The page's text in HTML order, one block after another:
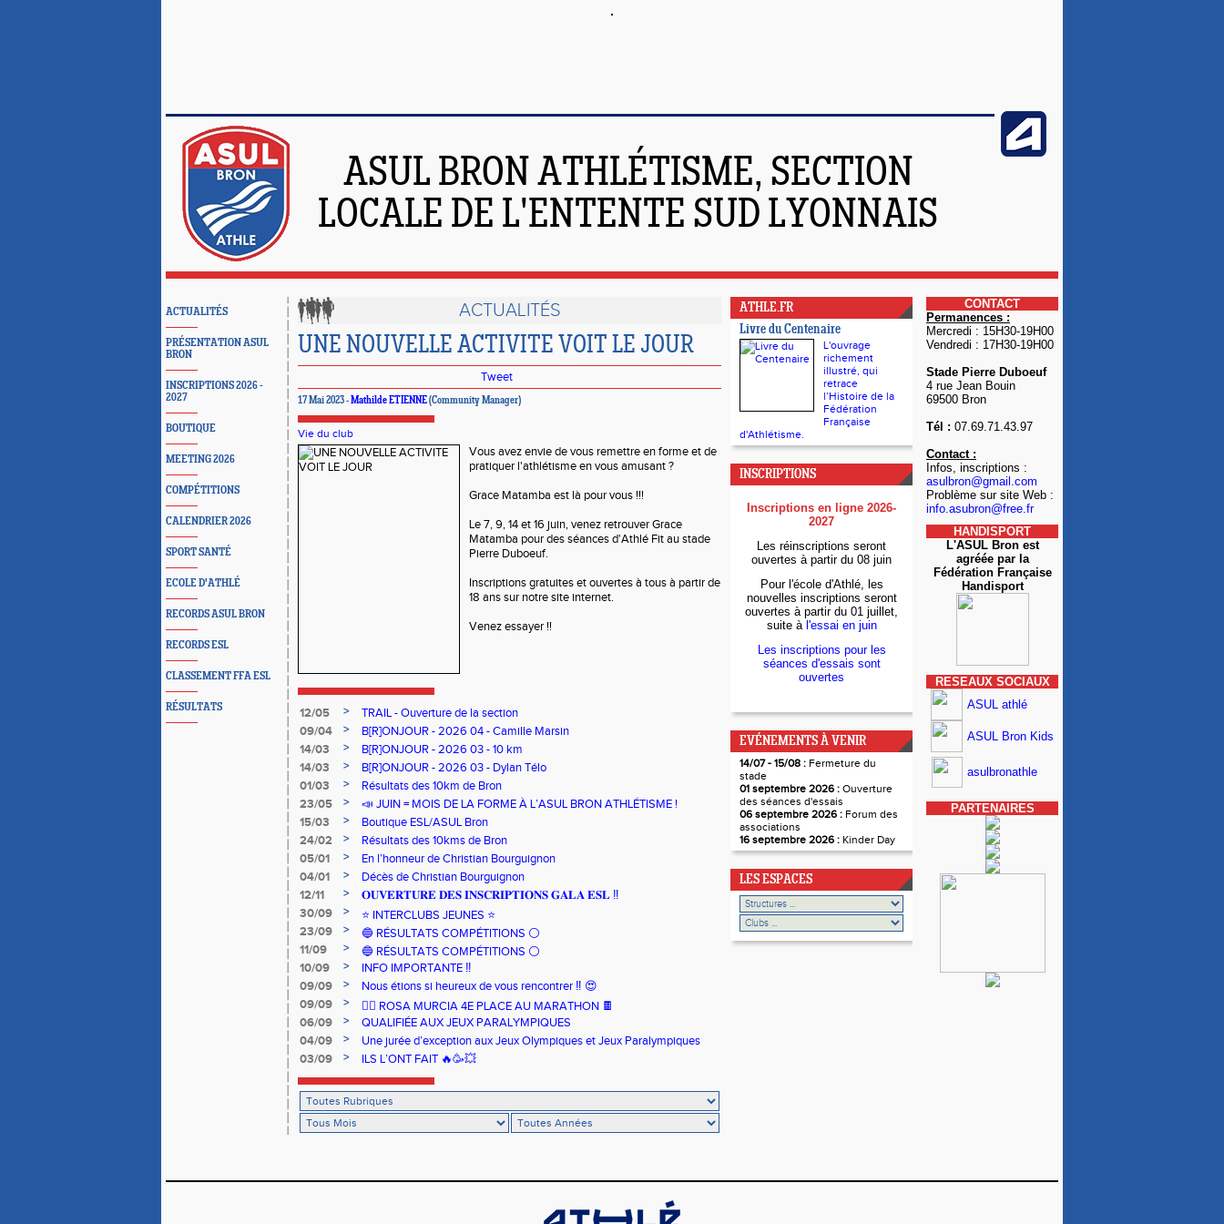
ASUL BRON ATHLÉTISME, SECTION
LOCALE DE L'ENTENTE SUD LYONNAIS
ACTUALITÉS
PRÉSENTATION ASUL
BRON
INSCRIPTIONS 2026 -
2027
BOUTIQUE
MEETING 2026
COMPÉTITIONS
CALENDRIER 2026
SPORT SANTÉ
ECOLE D'ATHLÉ
RECORDS ASUL BRON
RECORDS ESL
CLASSEMENT FFA ESL
RÉSULTATS
ACTUALITÉS
UNE NOUVELLE ACTIVITE VOIT LE JOUR
Tweet
17 Mai 2023 -Mathilde ETIENNE(Community Manager)
Vie du club
Vous avez envie de vous remettre en forme et de
pratiquer l'athlétisme en vous amusant ?
Grace Matamba est là pour vous !!!
Le 7, 9, 14 et 16 juin, venez retrouver Grace
Matamba pour des séances d'Athlé Fit au stade
Pierre Duboeuf.
Inscriptions gratuites et ouvertes à tous à partir de
18 ans sur notre site internet.
Venez essayer !!
12/05 >
TRAIL - Ouverture de la section
09/04
>
B[R]ONJOUR - 2026 04 - Camille Marsin
14/03
>
B[R]ONJOUR - 2026 03 - 10 km
14/03
>
B[R]ONJOUR - 2026 03 - Dylan Télo
01/03
>
Résultats des 10km de Bron
23/05
>
📣 JUIN = MOIS DE LA FORME À L’ASUL BRON ATHLÉTISME !
15/03
>
Boutique ESL/ASUL Bron
24/02
>
Résultats des 10kms de Bron
05/01
>
En l’honneur de Christian Bourguignon
04/01
>
Décès de Christian Bourguignon
12/11
>
𝐎𝐔𝐕𝐄𝐑𝐓𝐔𝐑𝐄 𝐃𝐄𝐒 𝐈𝐍𝐒𝐂𝐑𝐈𝐏𝐓𝐈𝐎𝐍𝐒 𝐆𝐀𝐋𝐀 𝐄𝐒𝐋 ‼️
30/09
>
⭐️ INTERCLUBS JEUNES ⭐️
23/09
>
🔵 RÉSULTATS COMPÉTITIONS ⚪️
11/09
>
🔵 RÉSULTATS COMPÉTITIONS ⚪️
10/09
>
INFO IMPORTANTE ‼️
09/09
>
Nous étions si heureux de vous rencontrer ‼️ 😍
09/09
>
🏃‍♀️ ROSA MURCIA 4E PLACE AU MARATHON 🍫
06/09
>
QUALIFIÉE AUX JEUX PARALYMPIQUES
04/09
>
Une jurée d’exception aux Jeux Olympiques et Jeux Paralympiques
03/09
> ILS L’ONT FAIT 🔥🥳💥
ATHLE.FR
Livre du Centenaire
L'ouvrage
richement
illustré, qui
retrace
l’Histoire de la
Fédération
Française
d'Athlétisme.
INSCRIPTIONS
Inscriptions en ligne 2026-
2027
Les réinscriptions seront
ouvertes à partir du 08 juin
Pour l'école d'Athlé, les
nouvelles inscriptions seront
ouvertes à partir du 01 juillet,
suite à l'essai en juin
Les inscriptions pour les
séances d'essais sont
ouvertes
EVÉNEMENTS À VENIR
14/07 - 15/08 : Fermeture du
stade
01 septembre 2026 : Ouverture
des séances d'essais
06 septembre 2026 : Forum des
associations
16 septembre 2026 : Kinder Day
LES ESPACES
CONTACT
Permanences :
Mercredi : 15H30-19H00
Vendredi : 17H30-19H00
Stade Pierre Duboeuf
4 rue Jean Bouin
69500 Bron
Tél : 07.69.71.43.97
Contact :
Infos, inscriptions :
asulbron@gmail.com
Problème sur site Web :
info.asubron@free.fr
HANDISPORT
L'ASUL Bron est
agréée par la
Fédération Française
Handisport
RESEAUX SOCIAUX
ASUL athlé
ASUL Bron Kids
asulbronathle
PARTENAIRES